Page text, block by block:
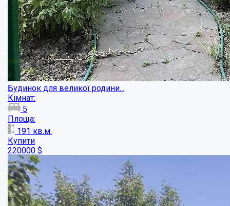
Будинок в Сем`янівці
Кімнат:
2
Площа:
39кв.м.
Купити
10000 $